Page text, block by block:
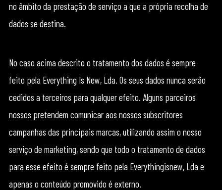
no âmbito da prestação de serviço a que a própria recolha de
dados se destina.
No caso acima descrito o tratamento dos dados é sempre
feito pela Everything Is New, Lda. Os seus dados nunca serão
cedidos a terceiros para qualquer efeito. Alguns parceiros
nossos pretendem comunicar aos nossos subscritores
campanhas das principais marcas, utilizando assim o nosso
serviço de marketing, sendo que todo o tratamento de dados
para esse efeito é sempre feito pela Everythingisnew, Lda e
apenas o conteúdo promovido é externo.